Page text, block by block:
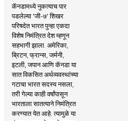
कॅनडामध्ये नुकत्याच पार
पडलेल्या 'जी-७' शिखर
परिषदेत भारत पुन्हा एकदा
विशेष निमंत्रित देश म्हणून
सहभागी झाला. अमेरिका,
ब्रिटन, फ्रान्स, जर्मनी,
इटली, जपान आणि कॅनडा या
सात विकसित अर्थव्यवस्थांच्या
गटाचा भारत सदस्य नसला,
तरी गेल्या काही वर्षांपासून
भारताला सातत्याने निमंत्रित
करण्यात येत आहे. त्यामुळे या